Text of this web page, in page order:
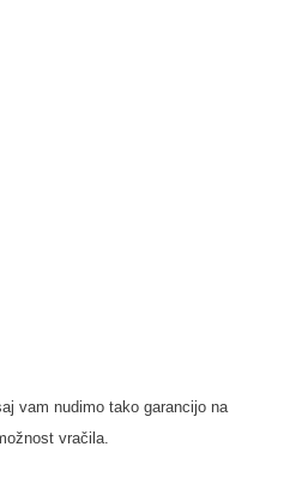
vam nudimo tako garancijo na
vračila.